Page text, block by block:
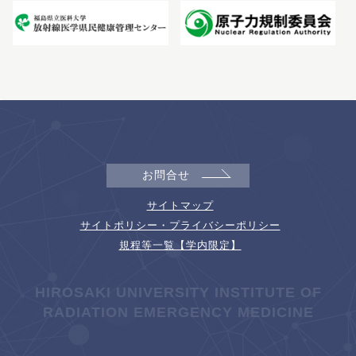
お問合せ
サイトマップ
サイトポリシー・プライバシーポリシー
規程等一覧【学内限定】
HIROSAKI UNIVERSITY INSTITUTE OF
RADIATION EMERGENCY MEDICINE